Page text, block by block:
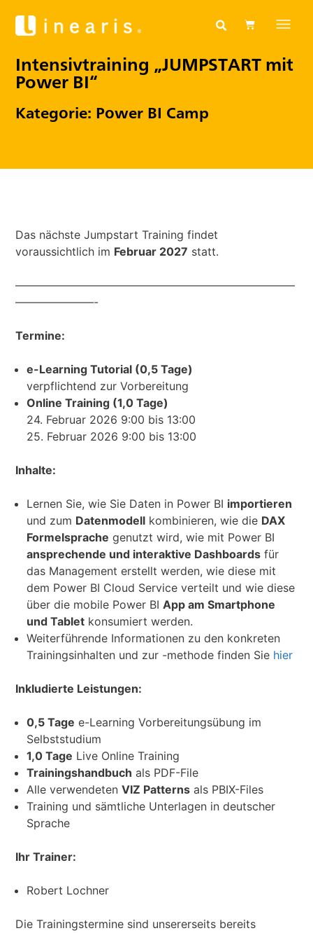
Intensivtraining „JUMPSTART mit
Power BI“
Kategorie: Power BI Camp
Das nächste Jumpstart Training findet
voraussichtlich im Februar 2027 statt.
—————————————————————————
———————-
Termine:
e-Learning Tutorial (0,5 Tage)
verpflichtend zur Vorbereitung
Online Training (1,0 Tage)
24. Februar 2026 9:00 bis 13:00
25. Februar 2026 9:00 bis 13:00
Inhalte:
Lernen Sie, wie Sie Daten in Power BI importieren
und zum Datenmodell kombinieren, wie die DAX
Formelsprache genutzt wird, wie mit Power BI
ansprechende und interaktive Dashboards für
das Management erstellt werden, wie diese mit
dem Power BI Cloud Service verteilt und wie diese
über die mobile Power BIApp am Smartphone
und Tablet konsumiert werden.
Weiterführende Informationen zu den konkreten
Trainingsinhalten und zur -methode finden Sie hier
Inkludierte Leistungen:
0,5 Tage e-Learning Vorbereitungsübung im
Selbststudium
1,0 Tage Live Online Training
Trainingshandbuch als PDF-File
Alle verwendetenVIZ Patterns als PBIX-Files
Training und sämtliche Unterlagen in deutscher
Sprache
Ihr Trainer:
Robert Lochner
Die Trainingstermine sind unsererseits bereits